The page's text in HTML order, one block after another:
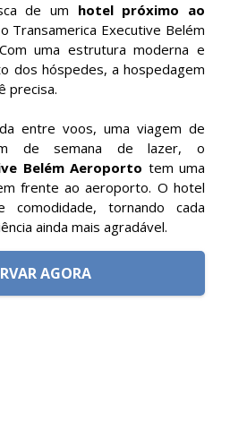
de um hotel próximo ao
Transamerica Executive Belém
uma estrutura moderna e
dos hóspedes, a hospedagem
precisa.
entre voos, uma viagem de
de semana de lazer, o
Belém Aeroporto tem uma
frente ao aeroporto. O hotel
comodidade, tornando cada
ainda mais agradável.
AGORA